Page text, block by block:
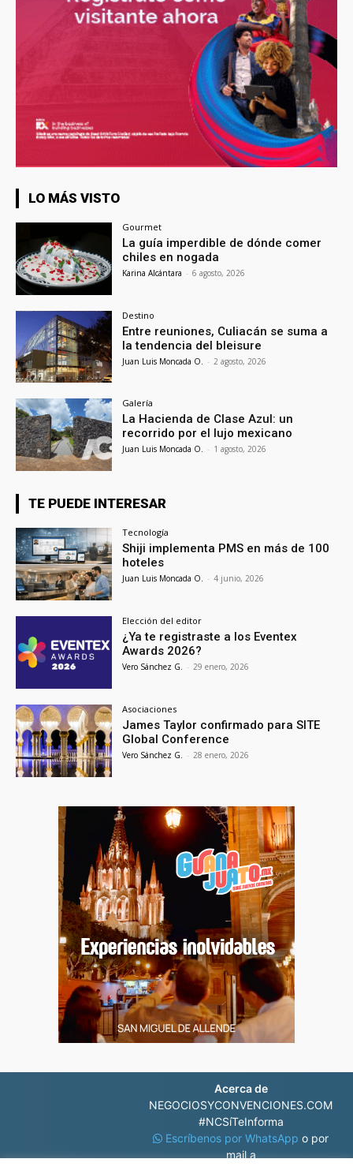
LO MÁS VISTO
Gourmet
La guía imperdible de dónde comer
chiles en nogada
Karina Alcántara - 6 agosto, 2026
Destino
Entre reuniones, Culiacán se suma a
la tendencia del bleisure
Juan Luis Moncada O. - 2 agosto, 2026
Galería
La Hacienda de Clase Azul: un
recorrido por el lujo mexicano
Juan Luis Moncada O. - 1 agosto, 2026
TE PUEDE INTERESAR
Tecnología
Shiji implementa PMS en más de 100
hoteles
Juan Luis Moncada O. - 4 junio, 2026
Elección del editor
¿Ya te registraste a los Eventex
Awards 2026?
Vero Sánchez G. - 29 enero, 2026
Asociaciones
James Taylor confirmado para SITE
Global Conference
Vero Sánchez G. - 28 enero, 2026
Acerca de
NEGOCIOSYCONVENCIONES.COM
#NCSíTeInforma
Escríbenos por WhatsAppo por
mail a